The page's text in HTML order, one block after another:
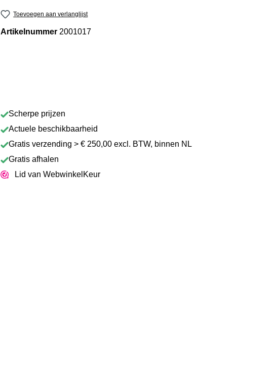
Toevoegen aan verlanglijst
Artikelnummer 2001017
Scherpe prijzen
Actuele beschikbaarheid
Gratis verzending > € 250,00 excl. BTW, binnen NL
Gratis afhalen
Lid van WebwinkelKeur